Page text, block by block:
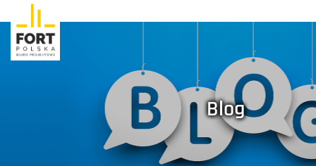
Blog